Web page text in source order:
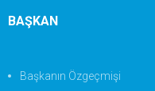
BAŞKAN
Başkanın Özgeçmişi